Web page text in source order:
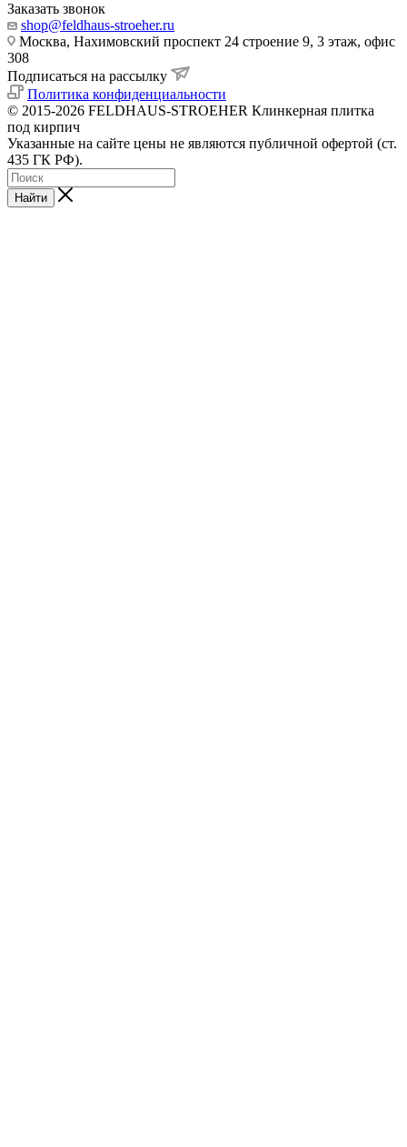
Заказать звонок
shop@feldhaus-stroeher.ru
Москва, Нахимовский проспект 24 строение 9, 3 этаж, офис
308
Подписаться на рассылку
Политика конфиденциальности
© 2015-2026 FELDHAUS-STROEHER Клинкерная плитка
под кирпич
Указанные на сайте цены не являются публичной офертой (ст.
435 ГК РФ).
Найти